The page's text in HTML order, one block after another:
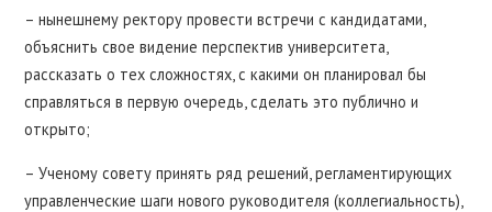
– нынешнему ректору провести встречи с кандидатами,
объяснить свое видение перспектив университета,
рассказать о тех сложностях, с какими он планировал бы
справляться в первую очередь, сделать это публично и
открыто;
– Ученому совету принять ряд решений, регламентирующих
управленческие шаги нового руководителя (коллегиальность),